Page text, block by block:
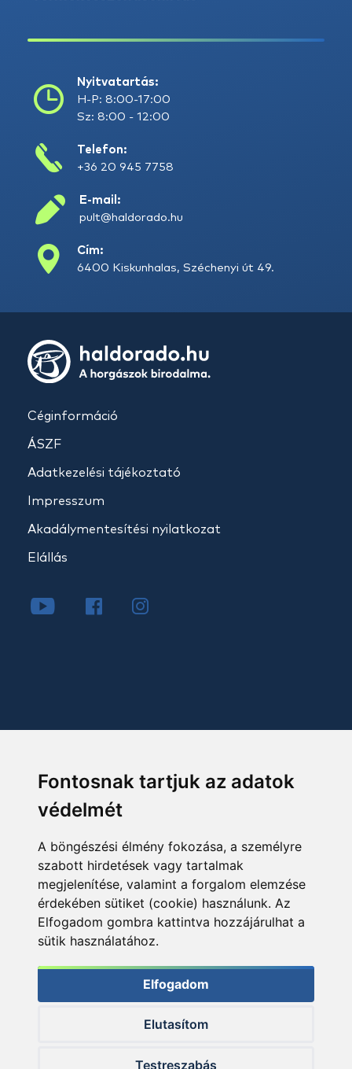
Fontosnak tartjuk az adatok
védelmét
A böngészési élmény fokozása, a személyre
szabott hirdetések vagy tartalmak
megjelenítése, valamint a forgalom elemzése
érdekében sütiket (cookie) használunk. Az
Elfogadom gombra kattintva hozzájárulhat a
sütik használatához.
Elfogadom
Elutasítom
Testreszabás
Nyitvatartás:
H-P: 8:00-17:00
Sz: 8:00 - 12:00
Telefon:
+36 20 945 7758
E-mail:
pult@haldorado.hu
Cím:
6400 Kiskunhalas, Széchenyi út 49.
Céginformáció
ÁSZF
Adatkezelési tájékoztató
Impresszum
Akadálymentesítési nyilatkozat
Elállás